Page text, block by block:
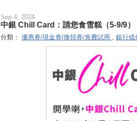
Sep 4, 2024
中銀 Chill Card：請您食雪糕（5-9/9）
分類： 優惠券/現金券/換領券/免費試用 , 銀行或